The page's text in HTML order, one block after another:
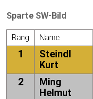
Sparte SW-Bild
Rang Name
1
Steindl
Kurt
2
Ming
Helmut